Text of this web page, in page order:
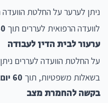
ניתן לערער על החלטת
לוועדה הרפואית לעררים תוך
ערעור לבית הדין לעבודה
על החלטת הוועדה לעררים
בשאלות משפטיות, תוך 60 יום
בקשה להחמרת מצב